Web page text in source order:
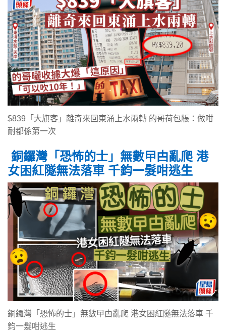
$839「大旗客」離奇來回東涌上水兩轉 的哥荷包脹：做咁
耐都係第一次
銅鑼灣「恐怖的士」無數曱甴亂爬 港
女困紅隧無法落車 千鈞一髮咁逃生
銅鑼灣「恐怖的士」無數曱甴亂爬 港女困紅隧無法落車 千
鈞一髮咁逃生